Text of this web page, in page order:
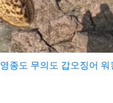
영종도 무의도 갑오징어 워킹 루어낚